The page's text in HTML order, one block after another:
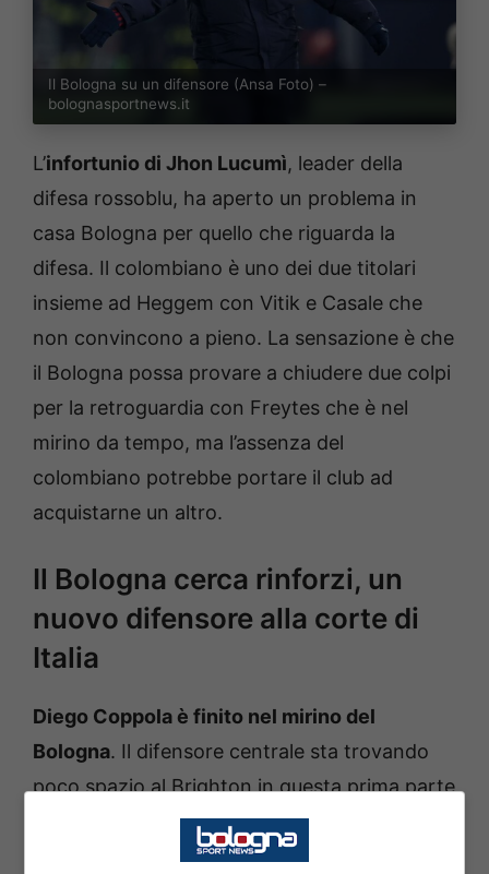
Il Bologna su un difensore (Ansa Foto) –
bolognasportnews.it
L’infortunio di Jhon Lucumì, leader della
difesa rossoblu, ha aperto un problema in
casa Bologna per quello che riguarda la
difesa. Il colombiano è uno dei due titolari
insieme ad Heggem con Vitik e Casale che
non convincono a pieno. La sensazione è che
il Bologna possa provare a chiudere due colpi
per la retroguardia con Freytes che è nel
mirino da tempo, ma l’assenza del
colombiano potrebbe portare il club ad
acquistarne un altro.
Il Bologna cerca rinforzi, un
nuovo difensore alla corte di
Italia
Diego Coppola è finito nel mirino del
Bologna. Il difensore centrale sta trovando
poco spazio al Brighton in questa prima parte
di stagione e potrebbe cercare continuità
altrove con i rossoblu che sarebbero